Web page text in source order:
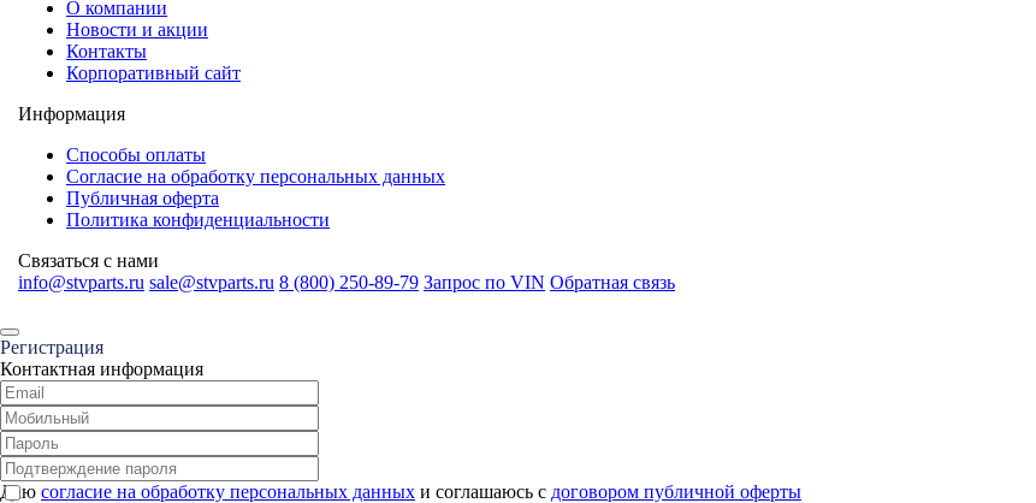
О компании
Новости и акции
Контакты
Корпоративный сайт
Информация
Способы оплаты
Согласие на обработку персональных данных
Публичная оферта
Политика конфиденциальности
Связаться с нами
info@stvparts.ru sale@stvparts.ru 8 (800) 250-89-79 Запрос по VIN Обратная связь
Регистрация
Контактная информация
Даю согласие на обработку персональных данных и соглашаюсь с договором публичной оферты